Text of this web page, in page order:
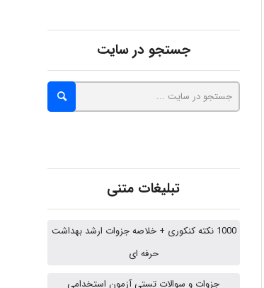
abolfazlkoshehe
A.balandeh
Jafar Tym
aghajari vahid
جستجو در سایت
تبلیغات متنی
1000 نکته کنکوری + خلاصه جزوات ارشد بهداشت
حرفه ای
جزوات و سوالات تستی آزمون استخدامی